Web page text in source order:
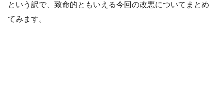
という訳で、致命的ともいえる今回の改悪についてまとめ
てみます。